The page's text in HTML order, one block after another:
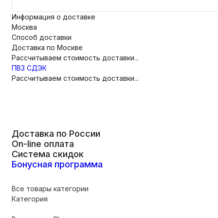
Информация о доставке
Москва
Способ доставки
Доставка по Москве
Рассчитываем стоимость доставки...
ПВЗ СДЭК
Рассчитываем стоимость доставки...
Доставка по России
On-line оплата
Система скидок
Бонусная программа
Все товары категории
Категория